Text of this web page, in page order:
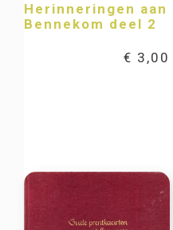
Herinneringen aan
Bennekom deel 2
€ 3,00